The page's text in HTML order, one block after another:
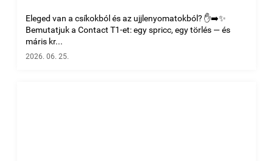
Eleged van a csíkokból és az ujjlenyomatokból? ✋➡️✨
Bemutatjuk a Contact T1-et: egy spricc, egy törlés — és
máris kr...
2026. 06. 25.